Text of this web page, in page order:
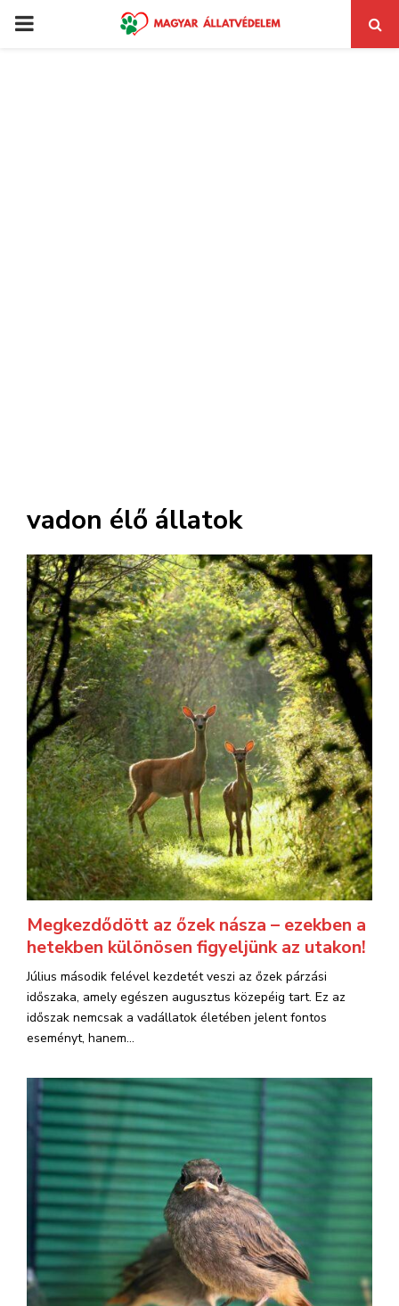
PRIMARY
vadon élő állatok
Megkezdődött az őzek násza – ezekben a
hetekben különösen figyeljünk az utakon!
Július második felével kezdetét veszi az őzek párzási
időszaka, amely egészen augusztus közepéig tart. Ez az
időszak nemcsak a vadállatok életében jelent fontos
eseményt, hanem...